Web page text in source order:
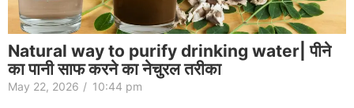
Natural way to purify drinking water| पीने
का पानी साफ करने का नेचुरल तरीका
May 22, 2026 / 10:44 pm